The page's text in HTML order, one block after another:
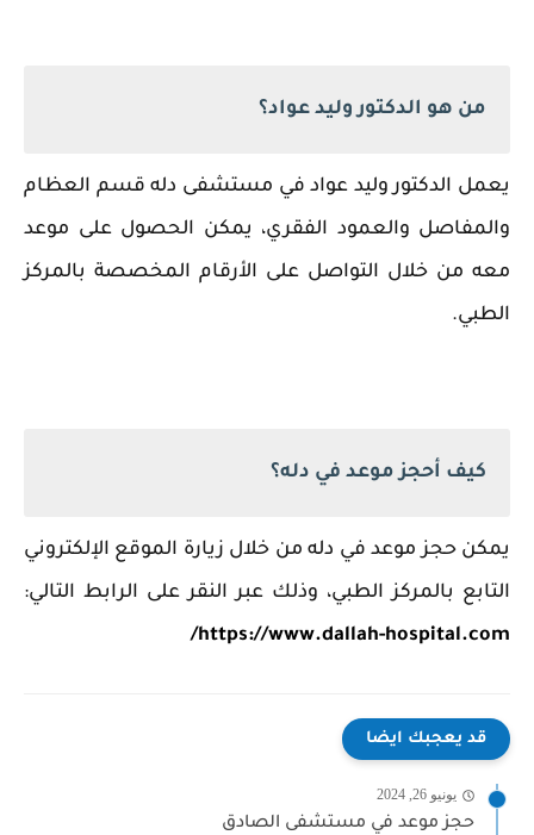
من هو الدكتور وليد عواد؟
يعمل الدكتور وليد عواد في مستشفى دله قسم العظام
والمفاصل والعمود الفقري، يمكن الحصول على موعد
معه من خلال التواصل على الأرقام المخصصة بالمركز
الطبي.
كيف أحجز موعد في دله؟
يمكن حجز موعد في دله من خلال زيارة الموقع الإلكتروني
التابع بالمركز الطبي، وذلك عبر النقر على الرابط التالي:
https://www.dallah-hospital.com/
قد يعجبك ايضا
يونيو 26, 2024
حجز موعد في مستشفى الصادق